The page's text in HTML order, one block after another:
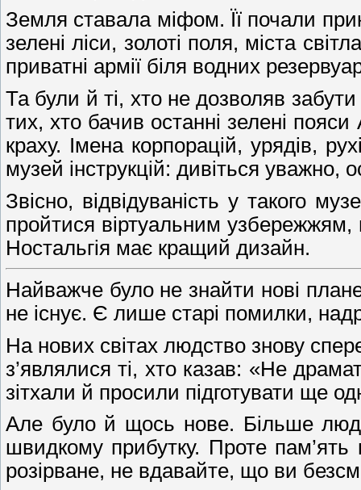
Земля ставала міфом. Її почали
зелені ліси, золоті поля, міста
приватні армії біля водних
Та були й ті, хто не дозволяв
тих, хто бачив останні зелені
краху. Імена корпорацій, урядів,
музей інструкцій: дивіться уважно,
Звісно, відвідуваність у такого
пройтися віртуальним узбережжям,
Ностальгія має кращий дизайн.
Найважче було не знайти нові
не існує. Є лише старі помилки,
На нових світах людство знову
з’являлися ті, хто казав: «Не
зітхали й просили підготувати ще
Але було й щось нове. Більше
швидкому прибутку. Проте
розірване, не вдавайте, що ви